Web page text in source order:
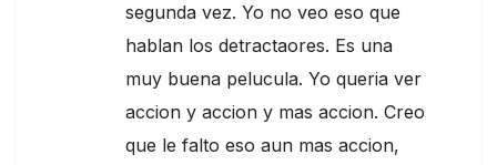
segunda vez. Yo no veo eso que
hablan los detractaores. Es una
muy buena pelucula. Yo queria ver
accion y accion y mas accion. Creo
que le falto eso aun mas accion,